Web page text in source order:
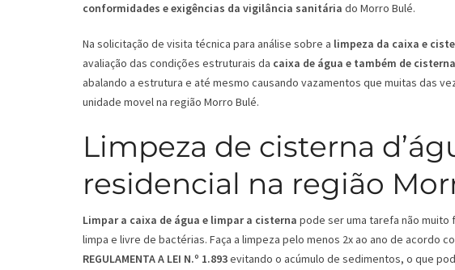
conformidades e exigências da vigilância sanitária do Morro Bulé.
Na solicitação de visita técnica para análise sobre a limpeza da caixa e
avaliação das condições estruturais da caixa de água e também de cisterna
abalando a estrutura e até mesmo causando vazamentos que muitas das
unidade movel na região Morro Bulé.
Limpeza de cisterna
residencial na região
Limpar a caixa de água e limpar a cisterna pode ser uma tarefa não muito
limpa e livre de bactérias. Faça a limpeza pelo menos 2x ao ano de acordo
REGULAMENTA A LEI N.º 1.893evitando o acúmulo de sedimentos, o que